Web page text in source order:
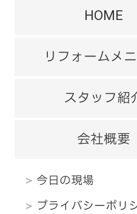
HOME
リフォームメ
スタッフ紹
会社概要
今日の現場
プライバシーポリ